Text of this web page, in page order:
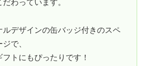
わっています。
ルデザインの缶バッジ付きのスペ
で、
トにもぴったりです！